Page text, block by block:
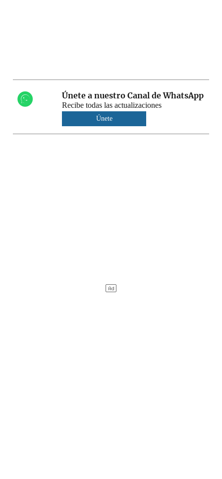
Únete a nuestro Canal de WhatsApp
Recibe todas las actualizaciones
Únete